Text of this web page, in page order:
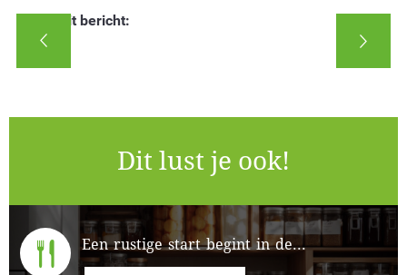
Deel dit bericht:
Dit lust je ook!
Een rustige start begint in de...